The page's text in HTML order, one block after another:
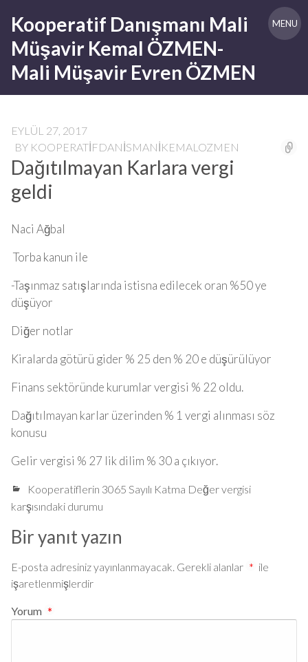
content
Kooperatif Danışmanı Mali
Müşavir Kemal ÖZMEN-
Mali Müşavir Evren ÖZMEN
MENU
EYLÜL 27, 2017
BY KOOPERATIFDANISMANIKEMALOZMEN
Dağıtılmayan Karlara vergi
geldi
Naci Ağbal
Torba kanun ile
-Taşınmaz satışlarında istisna edilecek oran %50 ye
düşüyor
Diğer notlar
Kiralarda götürü gider % 25 den % 20 e düşürülüyor
Finans sektöründe kurumlar vergisi % 22 oldu.
Dağıtılmayan karlar üzerinden % 1 vergi alınması söz
konusu
Gelir vergisi % 27 lik dilim % 30 a çıkıyor.
Kooperatiflerin 3065 Sayılı Katma Değer vergisi
karşısındaki durumu
Bir yanıt yazın
E-posta adresiniz yayınlanmayacak. Gerekli alanlar * ile
işaretlenmişlerdir
Yorum *